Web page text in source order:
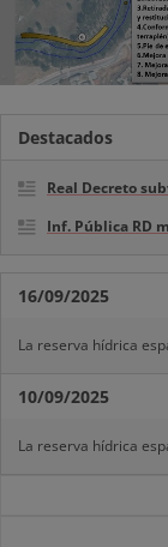
Destacados
Real Decreto
Inf. Pública RD
16/09/2025
La reserva hídrica
10/09/2025
La reserva hídrica